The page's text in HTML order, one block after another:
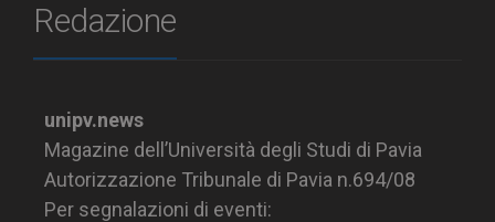
Redazione
unipv.news
Magazine dell’Università degli Studi di Pavia
Autorizzazione Tribunale di Pavia n.694/08
Per segnalazioni di eventi: